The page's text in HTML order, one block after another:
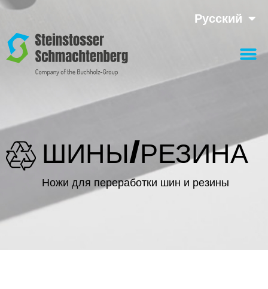
Русский
ШИНЫ/РЕЗИНА
Ножи для переработки шин и резины